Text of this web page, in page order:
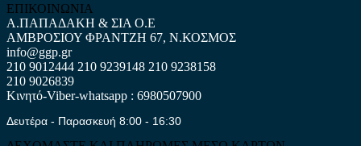
ΕΠΙΚΟΙΝΩΝΙΑ
Α.ΠΑΠΑΔΑΚΗ & ΣΙΑ Ο.Ε
ΑΜΒΡΟΣΙΟΥ ΦΡΑΝΤΖΗ 67, Ν.ΚΟΣΜΟΣ
info@ggp.gr
210 9012444 210 9239148 210 9238158
210 9026839
Κινητό-Viber-whatsapp : 6980507900
Δευτέρα - Παρασκευή 8:00 - 16:30